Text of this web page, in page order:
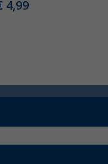
4,99